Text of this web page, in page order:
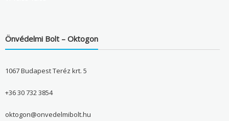
Önvédelmi Bolt – Oktogon
1067 Budapest Teréz krt. 5
+36 30 732 3854
oktogon@onvedelmibolt.hu